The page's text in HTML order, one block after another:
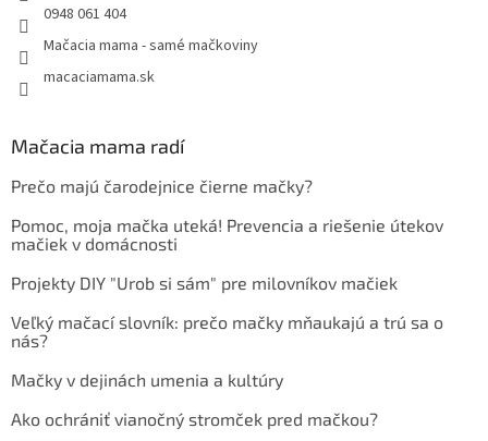
0948 061 404
Mačacia mama - samé mačkoviny
macaciamama.sk
Mačacia mama radí
Prečo majú čarodejnice čierne mačky?
Pomoc, moja mačka uteká! Prevencia a riešenie útekov
mačiek v domácnosti
Projekty DIY "Urob si sám" pre milovníkov mačiek
Veľký mačací slovník: prečo mačky mňaukajú a trú sa o
nás?
Mačky v dejinách umenia a kultúry
Ako ochrániť vianočný stromček pred mačkou?